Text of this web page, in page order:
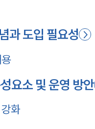
과 도입 필요성
요소 및 운영 방안
화